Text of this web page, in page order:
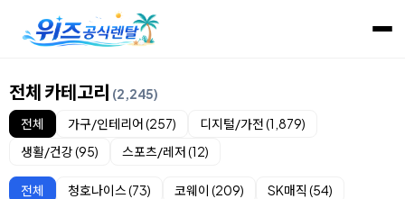
전체 카테고리 (2,245)
전체
가구/인테리어 (257)
디지털/가전 (1,879)
생활/건강 (95)
스포츠/레저 (12)
전체 청호나이스 (73) 코웨이 (209)
SK매직 (54)